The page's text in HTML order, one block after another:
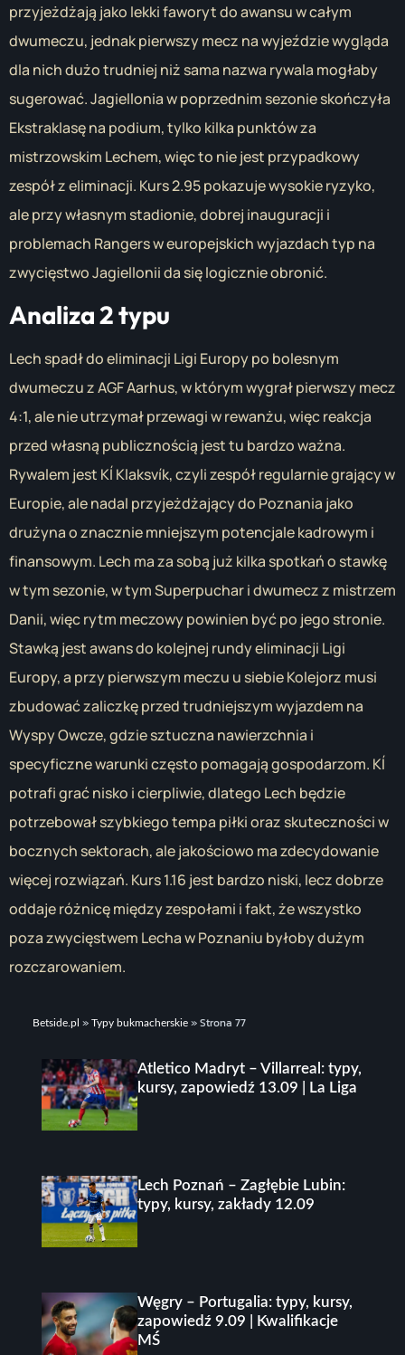
przyjeżdżają jako lekki faworyt do awansu w całym
dwumeczu, jednak pierwszy mecz na wyjeździe wygląda
dla nich dużo trudniej niż sama nazwa rywala mogłaby
sugerować. Jagiellonia w poprzednim sezonie skończyła
Ekstraklasę na podium, tylko kilka punktów za
mistrzowskim Lechem, więc to nie jest przypadkowy
zespół z eliminacji. Kurs 2.95 pokazuje wysokie ryzyko,
ale przy własnym stadionie, dobrej inauguracji i
problemach Rangers w europejskich wyjazdach typ na
zwycięstwo Jagiellonii da się logicznie obronić.
Analiza 2 typu
Lech spadł do eliminacji Ligi Europy po bolesnym
dwumeczu z AGF Aarhus, w którym wygrał pierwszy mecz
4:1, ale nie utrzymał przewagi w rewanżu, więc reakcja
przed własną publicznością jest tu bardzo ważna.
Rywalem jest KÍ Klaksvík, czyli zespół regularnie grający w
Europie, ale nadal przyjeżdżający do Poznania jako
drużyna o znacznie mniejszym potencjale kadrowym i
finansowym. Lech ma za sobą już kilka spotkań o stawkę
w tym sezonie, w tym Superpuchar i dwumecz z mistrzem
Danii, więc rytm meczowy powinien być po jego stronie.
Stawką jest awans do kolejnej rundy eliminacji Ligi
Europy, a przy pierwszym meczu u siebie Kolejorz musi
zbudować zaliczkę przed trudniejszym wyjazdem na
Wyspy Owcze, gdzie sztuczna nawierzchnia i
specyficzne warunki często pomagają gospodarzom. KÍ
potrafi grać nisko i cierpliwie, dlatego Lech będzie
potrzebował szybkiego tempa piłki oraz skuteczności w
bocznych sektorach, ale jakościowo ma zdecydowanie
więcej rozwiązań. Kurs 1.16 jest bardzo niski, lecz dobrze
oddaje różnicę między zespołami i fakt, że wszystko
poza zwycięstwem Lecha w Poznaniu byłoby dużym
rozczarowaniem.
Betside.pl » Typy bukmacherskie»Strona 77
Atletico Madryt – Villarreal: typy,
kursy, zapowiedź 13.09 | La Liga
Lech Poznań – Zagłębie Lubin:
typy, kursy, zakłady 12.09
Węgry – Portugalia: typy, kursy,
zapowiedź 9.09 | Kwalifikacje
MŚ